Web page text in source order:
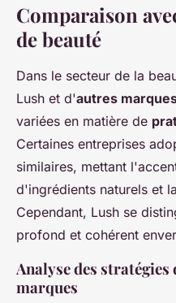
Comparaison
de beauté
Dans le secteur de la
Lush et d'autres
variées en matière de
Certaines entreprises
similaires, mettant
d'ingrédients naturels et
Cependant, Lush se
profond et cohérent
Analyse des
marques